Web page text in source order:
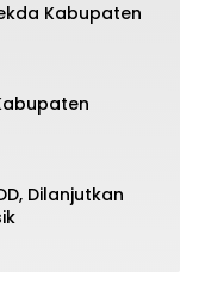
Kabupaten
Dilanjutkan